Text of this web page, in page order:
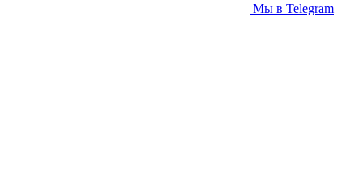
Мы в Telegram